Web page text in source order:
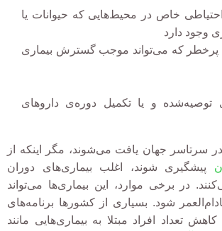
احتیاطی خاص در محیط‌هایی که حیوانات یا
وجود دارد
پرخطر که می‌تواند موجب گسترش بیماری
توصیه‌شده و یا تکمیل دوره‌ی داروهای
سرتاسر جهان یافت می‌شوند، مگر اینکه از
پیشگیری شوند، اغلب بیماری‌های دوران
در برخی موارد، این بیماری‌ها می‌تواند
شود. بسیاری از کشورها برنامه‌های
تعداد افراد مبتلا به بیماری‌هایی مانند